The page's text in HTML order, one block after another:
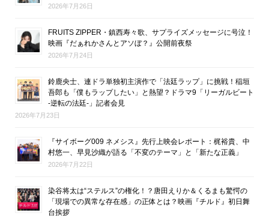
2026年7月26日
FRUITS ZIPPER・鎮西寿々歌、サプライズメッセージに号泣！
映画『だぁれかさんとアソぼ？』公開前夜祭
2026年7月24日
鈴鹿央士、連ドラ単独初主演作で「法廷ラップ」に挑戦！稲垣
吾郎も「僕もラップしたい」と熱望？ドラマ9「リーガルビート
-逆転の法廷-」記者会見
2026年7月23日
『サイボーグ009 ネメシス』先行上映会レポート：梶裕貴、中
村悠一、早見沙織が語る「不変のテーマ」と「新たな正義」
2026年7月22日
染谷将太は“ステルス”の権化！？唐田えりか＆くるまも驚愕の
「現場での異常な存在感」の正体とは？映画『チルド』初日舞
台挨拶